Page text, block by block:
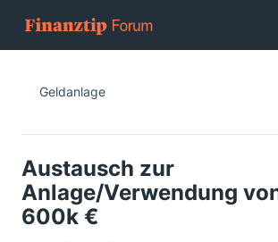
Geldanlage
Austausch zur
Anlage/Verwendung
600k €